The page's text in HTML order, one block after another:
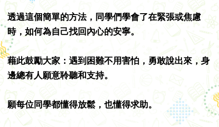
透過這個簡單的方法，同學們學會了在緊張或焦慮
時，如何為自己找回內心的安寧。
藉此鼓勵大家：遇到困難不用害怕，勇敢說出來，身
邊總有人願意聆聽和支持。
願每位同學都懂得放鬆，也懂得求助。